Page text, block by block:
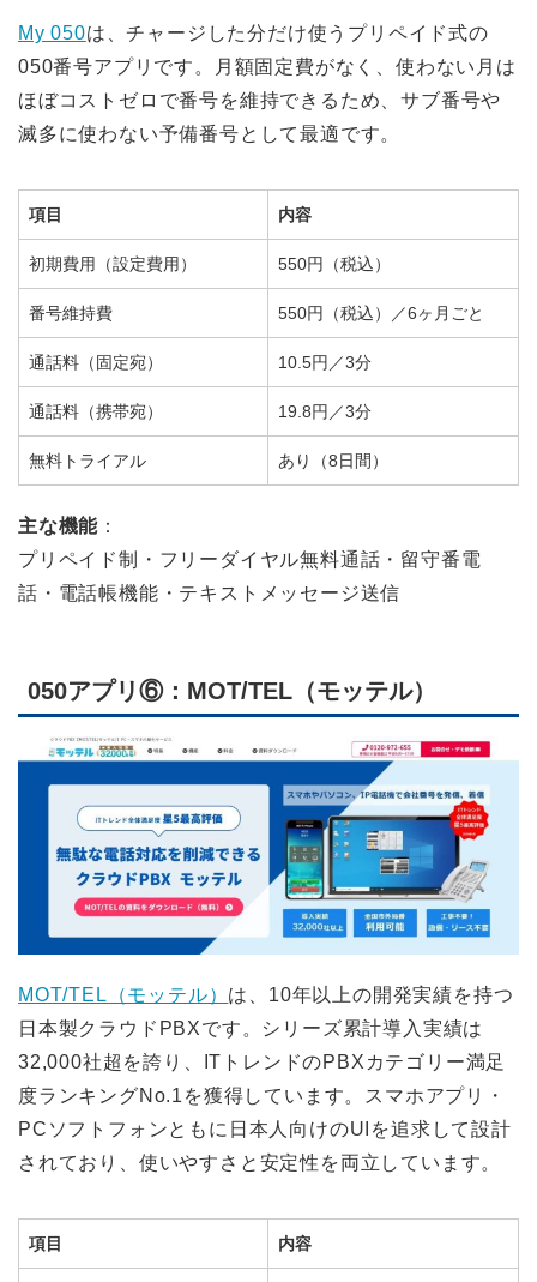
My 050は、チャージした分だけ使うプリペイド式の
050番号アプリです。月額固定費がなく、使わない月は
ほぼコストゼロで番号を維持できるため、サブ番号や
滅多に使わない予備番号として最適です。
項目 内容
初期費用（設定費用） 550円（税込）
番号維持費 550円（税込）／6ヶ月ごと
通話料（固定宛） 10.5円／3分
通話料（携帯宛） 19.8円／3分
無料トライアル あり（8日間）
主な機能 ：
プリペイド制・フリーダイヤル無料通話・留守番電
話・電話帳機能・テキストメッセージ送信
050アプリ⑥：MOT/TEL（モッテル）
MOT/TEL（モッテル） は、10年以上の開発実績を持つ
日本製クラウドPBXです。シリーズ累計導入実績は
32,000社超を誇り、ITトレンドのPBXカテゴリー満足
度ランキングNo.1を獲得しています。スマホアプリ・
PCソフトフォンともに日本人向けのUIを追求して設計
されており、使いやすさと安定性を両立しています。
項目 内容